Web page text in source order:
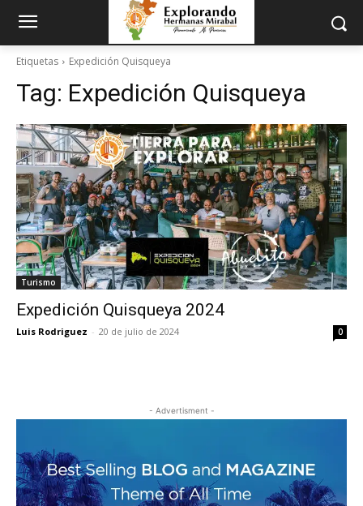
Etiquetas Expedición Quisqueya
Tag: Expedición Quisqueya
Turismo
Expedición Quisqueya 2024
Luis Rodriguez - 20 de julio de 2024 0
- Advertisment -